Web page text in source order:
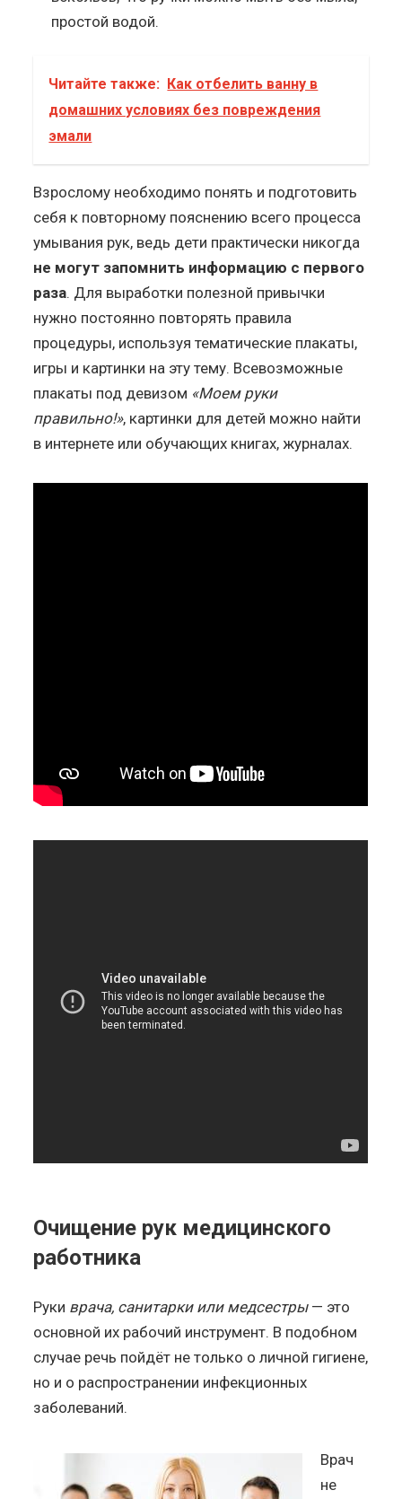
простой водой.
Читайте также: Как отбелить ванну в
домашних условиях без повреждения
эмали
Взрослому необходимо понять и подготовить
себя к повторному пояснению всего процесса
умывания рук, ведь дети практически никогда
не могут запомнить информацию с первого
раза. Для выработки полезной привычки
нужно постоянно повторять правила
процедуры, используя тематические плакаты,
игры и картинки на эту тему. Всевозможные
плакаты под девизом «Моем руки
правильно!», картинки для детей можно найти
в интернете или обучающих книгах, журналах.
Очищение рук медицинского
работника
Руки врача, санитарки или медсестры— это
основной их рабочий инструмент. В подобном
случае речь пойдёт не только о личной гигиене,
но и о распространении инфекционных
заболеваний.
Врач
не